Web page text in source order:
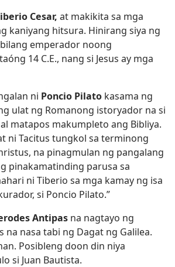
Cesar, at makikita sa mga
kaniyang hitsura. Hinirang siya ng
emperador noong
14 C.E., nang si Jesus ay mga
ni Poncio Pilato kasama ng
ulat ng Romanong istoryador na si
matapos makumpleto ang Bibliya.
ni Tacitus tungkol sa terminong
na pinagmulan ng pangalang
pinakamatinding parusa sa
ni Tiberio sa mga kamay ng isa
si Poncio Pilato.”
Antipas na nagtayo ng
na nasa tabi ng Dagat ng Galilea.
Posibleng doon din niya
si Juan Bautista.